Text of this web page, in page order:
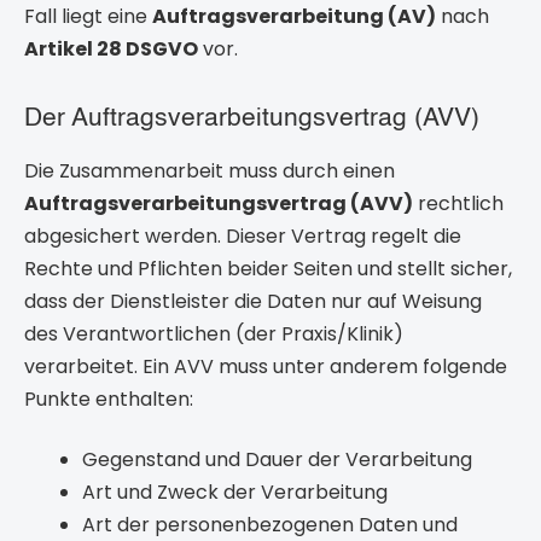
Fall liegt eineAuftragsverarbeitung (AV) nach
Artikel 28 DSGVOvor.
Der Auftragsverarbeitungsvertrag (AVV)
Die Zusammenarbeit muss durch einen
Auftragsverarbeitungsvertrag (AVV) rechtlich
abgesichert werden. Dieser Vertrag regelt die
Rechte und Pflichten beider Seiten und stellt sicher,
dass der Dienstleister die Daten nur auf Weisung
des Verantwortlichen (der Praxis/Klinik)
verarbeitet. Ein AVV muss unter anderem folgende
Punkte enthalten:
Gegenstand und Dauer der Verarbeitung
Art und Zweck der Verarbeitung
Art der personenbezogenen Daten und